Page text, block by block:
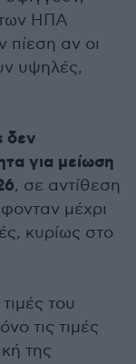
ΗΠΑ
πίεση αν οι
υψηλές,
δεν
για μείωση
, σε αντίθεση
μέχρι
κυρίως στο
του
τις τιμές
της